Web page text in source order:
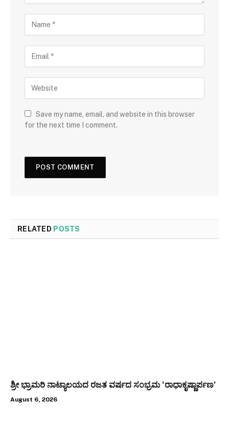
Save my name, email, and website in this browser
for the next time I comment.
RELATED POSTS
ಶ್ರೀ ಭ್ರಾಮರಿ ನಾಟ್ಯಾಲಯದ ರಜತ ವರ್ಷದ ಸಂಭ್ರಮ ‘ರಾಧಾಕೃಷ್ಣಾರ್ಪಣ’
August 6, 2026